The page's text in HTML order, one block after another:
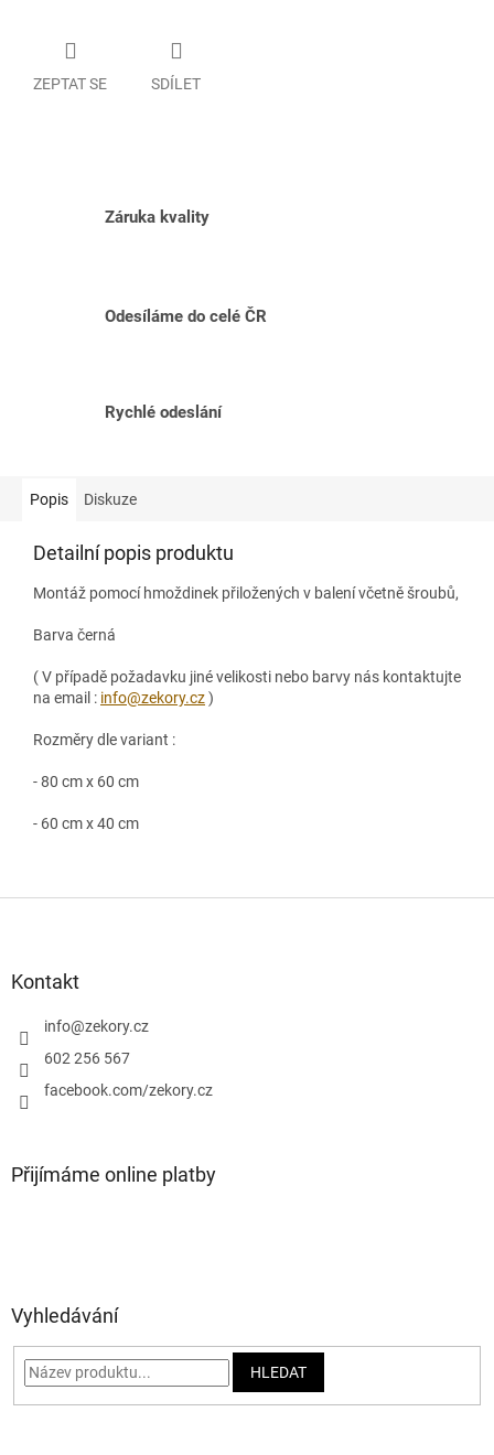
ZEPTAT SE SDÍLET
Záruka kvality
Odesíláme do celé ČR
Rychlé odeslání
Popis Diskuze
Detailní popis produktu
Montáž pomocí hmoždinek přiložených v balení včetně šroubů,
Barva černá
( V případě požadavku jiné velikosti nebo barvy nás kontaktujte
na email : info@zekory.cz)
Rozměry dle variant :
- 80 cm x 60 cm
- 60 cm x 40 cm
Kontakt
info@zekory.cz
602 256 567
facebook.com/zekory.cz
Přijímáme online platby
Vyhledávání
HLEDAT